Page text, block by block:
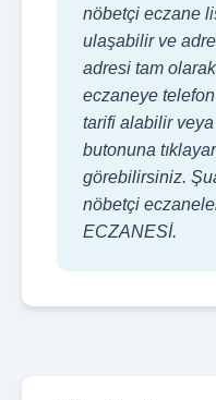
nöbetçi eczane
ulaşabilir ve
adresi tam
eczaneye
tarifi alabilir
butonuna
görebilirsiniz.
nöbetçi
ECZANESİ.